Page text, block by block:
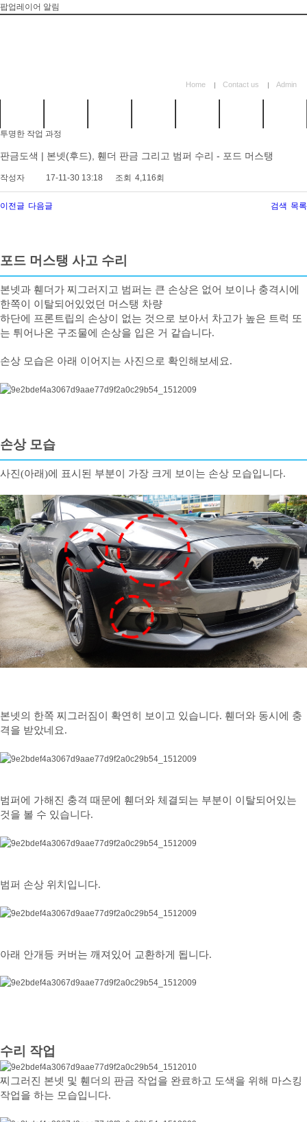
팝업레이어 알림
Home Contact us Admin
투명한 작업 과정
판금도색 | 본넷(후드), 휀더 판금 그리고 범퍼 수리 - 포드 머스탱
작성자 17-11-30 13:18 조회 4,116회
이전글 다음글 검색 목록
포드 머스탱 사고 수리
본넷과 휀더가 찌그러지고 범퍼는 큰 손상은 없어 보이나 충격시에
한쪽이 이탈되어있었던 머스탱 차량
하단에 프론트립의 손상이 없는 것으로 보아서 차고가 높은 트럭 또
는 튀어나온 구조물에 손상을 입은 거 같습니다.
손상 모습은 아래 이어지는 사진으로 확인해보세요.
손상 모습
사진(아래)에 표시된 부분이 가장 크게 보이는 손상 모습입니다.
본넷의 한쪽 찌그러짐이 확연히 보이고 있습니다. 휀더와 동시에 충
격을 받았네요.
범퍼에 가해진 충격 때문에 휀더와 체결되는 부분이 이탈되어있는
것을 볼 수 있습니다.
범퍼 손상 위치입니다.
아래 안개등 커버는 깨져있어 교환하게 됩니다.
수리 작업
찌그러진 본넷 및 휀더의 판금 작업을 완료하고 도색을 위해 마스킹
작업을 하는 모습입니다.